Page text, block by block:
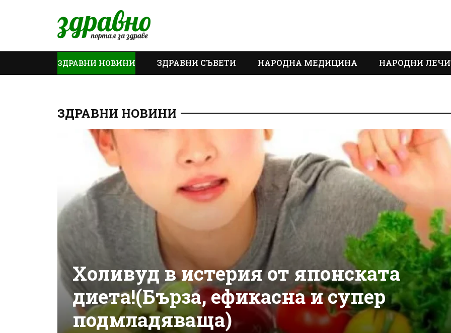
ЗДРАВНИ НОВИНИ ЗДРАВНИ СЪВЕТИ НАРОДНА МЕДИЦИНА НАРОДНИ
ЗДРАВНИ НОВИНИ
Холивуд в истерия от японската
диета!(Бърза, ефикасна и супер
подмладяваща)